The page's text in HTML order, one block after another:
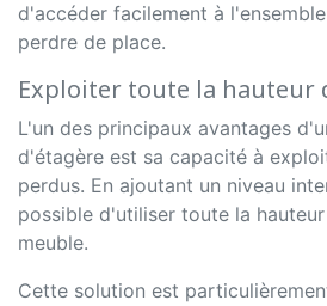
d'accéder facilement à
perdre de place.
Exploiter toute la hauteur
L'un des principaux avantages
d'étagère est sa capacité à
perdus. En ajoutant un niveau
possible d'utiliser toute la
meuble.
Cette solution est